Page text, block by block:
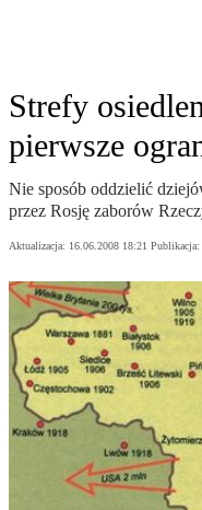
Strefy
pierwsze
Nie sposób oddzielić
przez Rosję zaborów
Aktualizacja: 16.06.2008 18:21 Publikacja: